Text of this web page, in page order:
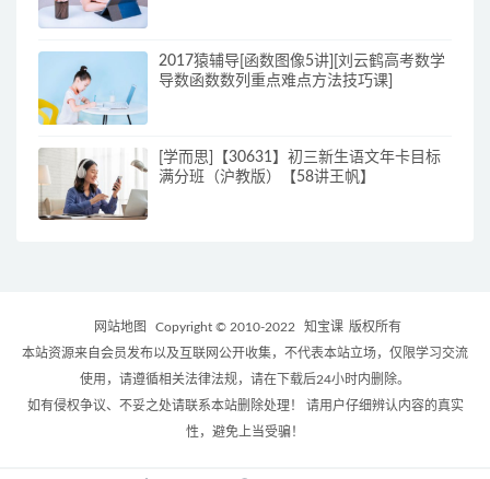
2017猿辅导[函数图像5讲][刘云鹤高考数学
导数函数数列重点难点方法技巧课]
[学而思]【30631】初三新生语文年卡目标
满分班（沪教版）【58讲王帆】
网站地图 Copyright © 2010-2022 知宝课 版权所有
本站资源来自会员发布以及互联网公开收集，不代表本站立场，仅限学习交流
使用，请遵循相关法律法规，请在下载后24小时内删除。
如有侵权争议、不妥之处请联系本站删除处理！ 请用户仔细辨认内容的真实
性，避免上当受骗！